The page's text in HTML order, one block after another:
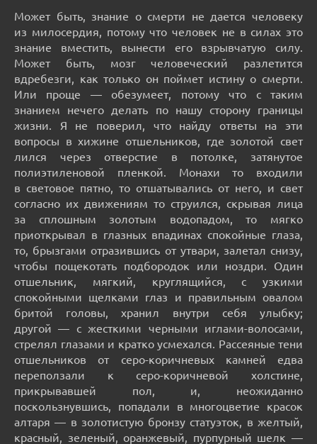
Может быть, знание о смерти не дается человеку
из милосердия, потому что человек не в силах это
знание вместить, вынести его взрывчатую силу.
Может быть, мозг человеческий разлетится
вдребезги, как только он поймет истину о смерти.
Или проще — обезумеет, потому что с таким
знанием нечего делать по нашу сторону границы
жизни. Я не поверил, что найду ответы на эти
вопросы в хижине отшельников, где золотой свет
лился через отверстие в потолке, затянутое
полиэтиленовой пленкой. Монахи то входили
в световое пятно, то отшатывались от него, и свет
согласно их движениям то струился, скрывая лица
за сплошным золотым водопадом, то мягко
приоткрывал в глазных впадинах спокойные глаза,
то, брызгами отразившись от утвари, залетал снизу,
чтобы пощекотать подбородок или ноздри. Один
отшельник, мягкий, круглящийся, с узкими
спокойными щелками глаз и правильным овалом
бритой головы, хранил внутри себя улыбку;
другой — с жесткими черными иглами-волосами,
стрелял глазами и кратко усмехался. Рассеяные тени
отшельников от серо-коричневых камней едва
переползали к серо-коричневой холстине,
прикрывавшей пол, и, неожиданно
поскользнувшись, попадали в многоцветие красок
алтаря — в золотистую бронзу статуэток, в желтый,
красный, зеленый, оранжевый, пурпурный шелк —